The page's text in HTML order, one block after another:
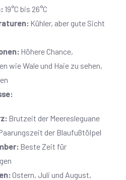
19°C bis 26°C
Kühler, aber gute Sicht
Höhere Chance,
wie Wale und Haie zu sehen,
Brutzeit der Meeresleguane
der Blaufußtölpel
Beste Zeit für
Ostern, Juli und August,